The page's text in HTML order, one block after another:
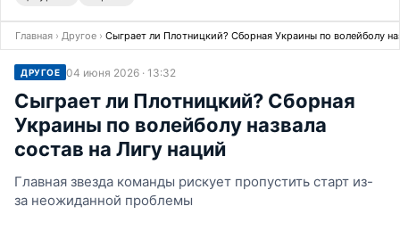
Главная › Другое › Сыграет ли Плотницкий? Сборная Украины по волейболу
ДРУГОЕ 04 июня 2026 · 13:32
Сыграет ли Плотницкий? Сборная
Украины по волейболу назвала
состав на Лигу наций
Главная звезда команды рискует пропустить старт из-
за неожиданной проблемы